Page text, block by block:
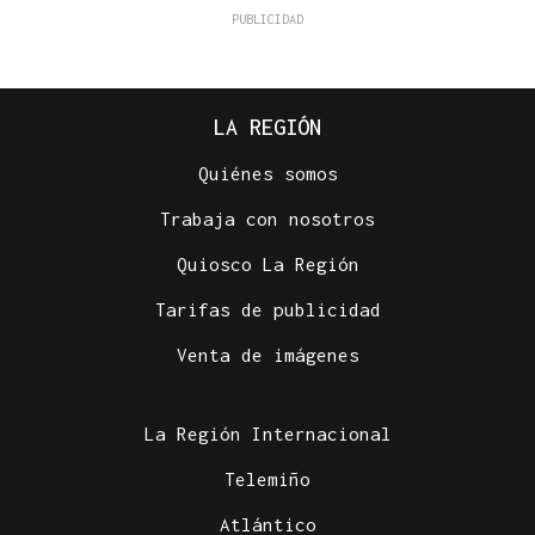
LA REGIÓN
Quiénes somos
Trabaja con nosotros
Quiosco La Región
Tarifas de publicidad
Venta de imágenes
La Región Internacional
Telemiño
Atlántico